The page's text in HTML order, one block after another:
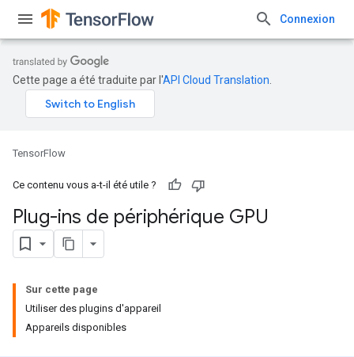
Connexion
Cette page a été traduite par l'API Cloud Translation
TensorFlow
Ce contenu vous a-t-il été utile ?
Plug-ins de périphérique GPU
Sur cette page
Utiliser des plugins d'appareil
Appareils disponibles